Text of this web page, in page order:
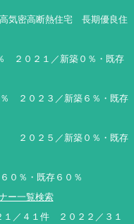
気密高断熱住宅 長期優良住
２０２１／新築０％・既存
０２３／新築６％・既存
２５／新築０％・既存
０％・既存６０％
ー一覧検索
／４１件 ２０２２／３１